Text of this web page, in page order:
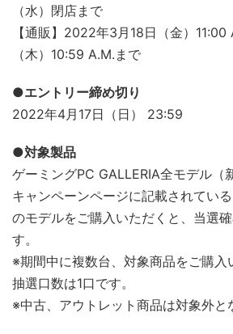
（水）閉店まで
【通販】2022年3月18日（金）
（木）10:59 A.M.まで
●エントリー締め切り
2022年4月17日（日） 23:59
●対象製品
ゲーミングPC GALLERIA全モデル（
キャンペーンページに記載されてい
のモデルをご購入いただくと、当選
す。
※期間中に複数台、対象商品をご購入
抽選口数は1口です。
※中古、アウトレット商品は対象外と